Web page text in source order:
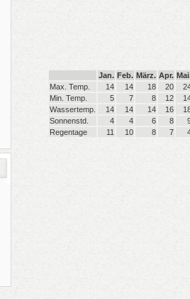
Jan. Feb. März. Apr.
Max. Temp.
14 14 18 20
Min. Temp.
5 7 8 12
Wassertemp.
14 14 14 16
Sonnenstd.
4 4 6 8
Regentage
11 10 8 7